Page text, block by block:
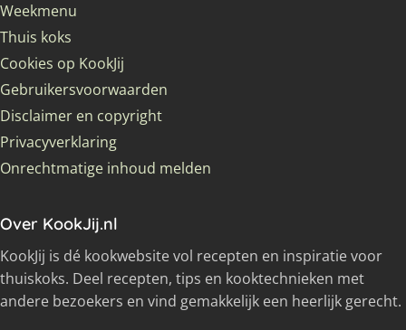
Weekmenu
Thuis koks
Cookies op KookJij
Gebruikersvoorwaarden
Disclaimer en copyright
Privacyverklaring
Onrechtmatige inhoud melden
Over KookJij.nl
KookJij is dé kookwebsite vol recepten en inspiratie voor
thuiskoks. Deel recepten, tips en kooktechnieken met
andere bezoekers en vind gemakkelijk een heerlijk gerecht.